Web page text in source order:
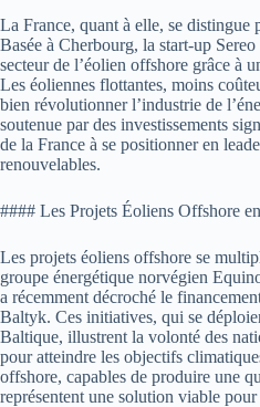
La France, quant à elle, se distingue
Basée à Cherbourg, la start-up
secteur de l’éolien offshore grâce à
Les éoliennes flottantes, moins
bien révolutionner l’industrie de
soutenue par des investissements
de la France à se positionner en
renouvelables.
#### Les Projets Éoliens Offshore
Les projets éoliens offshore se
groupe énergétique norvégien
a récemment décroché le
Baltyk. Ces initiatives, qui se
Baltique, illustrent la volonté des
pour atteindre les objectifs
offshore, capables de produire une
représentent une solution viable pour